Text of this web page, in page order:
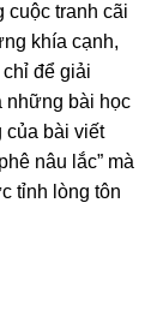
cuộc tranh cãi
khía cạnh,
để giải
những bài học
của bài viết
nâu lắc” mà
tỉnh lòng tôn